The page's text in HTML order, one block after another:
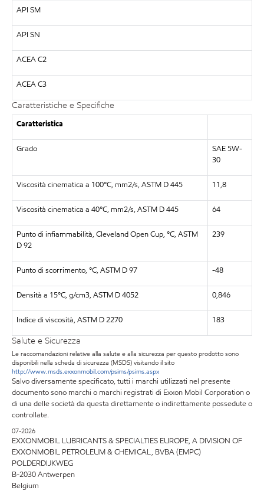
API SM
API SN
ACEA C2
ACEA C3
Caratteristiche e Specifiche
Caratteristica
Grado
SAE 5W-
30
Viscosità cinematica a 100°C, mm2/s, ASTM D 445 11,8
Viscosità cinematica a 40°C, mm2/s, ASTM D 445 64
Punto di infiammabilità, Cleveland Open Cup, °C, ASTM
D 92
239
Punto di scorrimento, °C, ASTM D 97 -48
Densità a 15°C, g/cm3, ASTM D 4052 0,846
Indice di viscosità, ASTM D 2270 183
Salute e Sicurezza
Le raccomandazioni relative alla salute e alla sicurezza per questo prodotto sono
disponibili nella scheda di sicurezza (MSDS) visitando il sito
http://www.msds.exxonmobil.com/psims/psims.aspx
Salvo diversamente specificato, tutti i marchi utilizzati nel presente
documento sono marchi o marchi registrati di Exxon Mobil Corporation o
di una delle società da questa direttamente o indirettamente possedute o
controllate.
07-2026
EXXONMOBIL LUBRICANTS & SPECIALTIES EUROPE, A DIVISION OF
EXXONMOBIL PETROLEUM & CHEMICAL, BVBA (EMPC)
POLDERDIJKWEG
B-2030 Antwerpen
Belgium